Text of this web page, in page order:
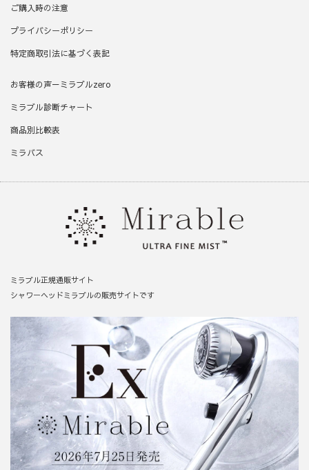
ご購入時の注意
プライバシーポリシー
特定商取引法に基づく表記
お客様の声－ミラブルzero
ミラブル診断チャート
商品別比較表
ミラバス
ミラブル正規通販サイト
シャワーヘッドミラブルの販売サイトです